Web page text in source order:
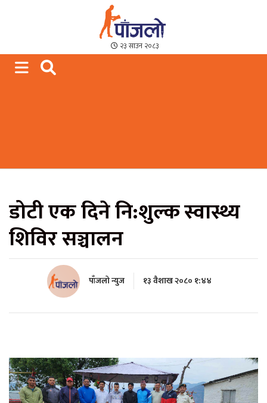
Paajalo News
We are from Far West Nepal
२३ साउन २०८३
डोटी एक दिने नि:शुल्क स्वास्थ्य
शिविर सञ्चालन
पाँजलो न्युज १३ वैशाख २०८० १:४४